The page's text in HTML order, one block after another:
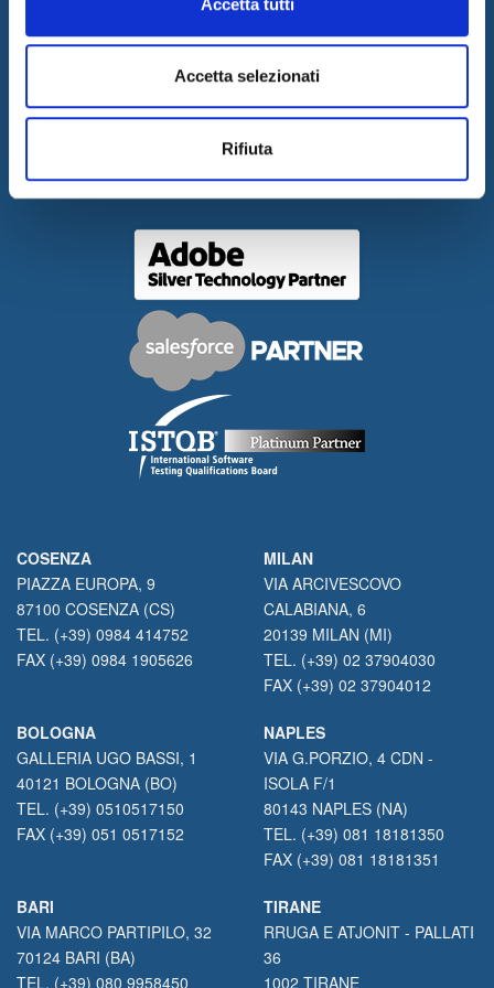
Accetta selezionati
Rifiuta
COSENZA
PIAZZA EUROPA, 9
87100 COSENZA (CS)
TEL. (+39) 0984 414752
FAX (+39) 0984 1905626
MILAN
VIA ARCIVESCOVO
CALABIANA, 6
20139 MILAN (MI)
TEL. (+39) 02 37904030
FAX (+39) 02 37904012
BOLOGNA
GALLERIA UGO BASSI, 1
40121 BOLOGNA (BO)
TEL. (+39) 0510517150
FAX (+39) 051 0517152
NAPLES
VIA G.PORZIO, 4 CDN -
ISOLA F/1
80143 NAPLES (NA)
TEL. (+39) 081 18181350
FAX (+39) 081 18181351
BARI
VIA MARCO PARTIPILO, 32
70124 BARI (BA)
TEL. (+39) 080 9958450
TIRANE
RRUGA E ATJONIT - PALLATI
36
1002 TIRANE